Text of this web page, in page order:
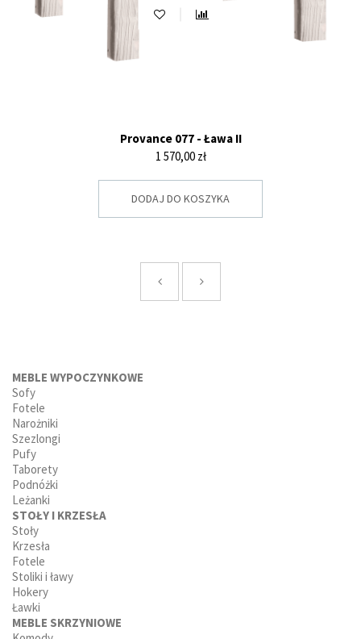
Provance 077 - Ława II
Cena
1 570,00 zł
DODAJ DO KOSZYKA
MEBLE WYPOCZYNKOWE
Sofy
Fotele
Narożniki
Szezlongi
Pufy
Taborety
Podnóżki
Leżanki
STOŁY I KRZESŁA
Stoły
Krzesła
Fotele
Stoliki i ławy
Hokery
Ławki
MEBLE SKRZYNIOWE